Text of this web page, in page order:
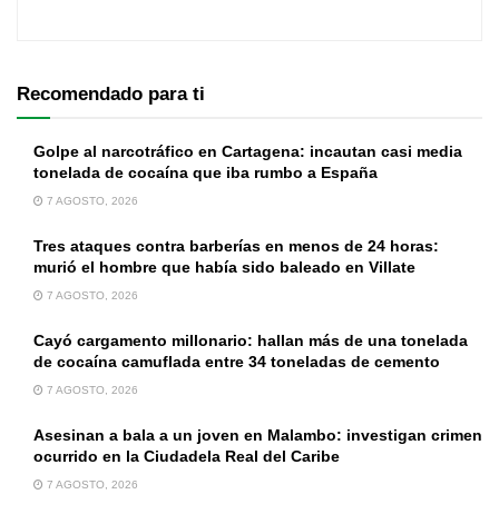
Recomendado para ti
Golpe al narcotráfico en Cartagena: incautan casi media
tonelada de cocaína que iba rumbo a España
7 AGOSTO, 2026
Tres ataques contra barberías en menos de 24 horas:
murió el hombre que había sido baleado en Villate
7 AGOSTO, 2026
Cayó cargamento millonario: hallan más de una tonelada
de cocaína camuflada entre 34 toneladas de cemento
7 AGOSTO, 2026
Asesinan a bala a un joven en Malambo: investigan crimen
ocurrido en la Ciudadela Real del Caribe
7 AGOSTO, 2026